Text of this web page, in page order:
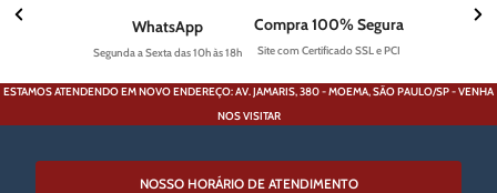
WhatsApp
Segunda a Sexta das 10h às 18h
Compra 100% Segura
Site com Certificado SSL e PCI
ESTAMOS ATENDENDO EM NOVO ENDEREÇO: AV. JAMARIS, 380 - MOEMA, SÃO PAULO/SP - VENHA
NOS VISITAR
NOSSO HORÁRIO DE ATENDIMENTO